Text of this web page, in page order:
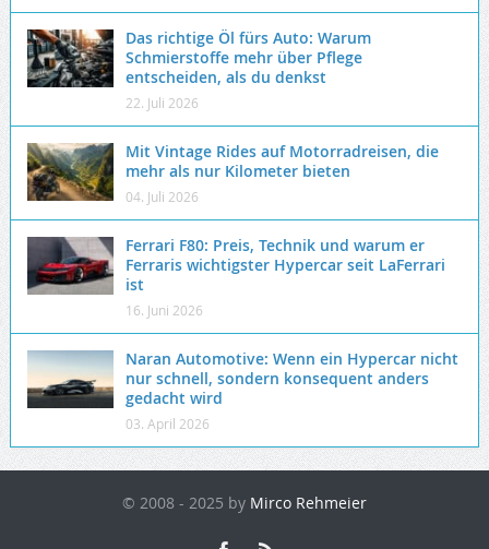
Das richtige Öl fürs Auto: Warum
Schmierstoffe mehr über Pflege
entscheiden, als du denkst
22. Juli 2026
Mit Vintage Rides auf Motorradreisen, die
mehr als nur Kilometer bieten
04. Juli 2026
Ferrari F80: Preis, Technik und warum er
Ferraris wichtigster Hypercar seit LaFerrari
ist
16. Juni 2026
Naran Automotive: Wenn ein Hypercar nicht
nur schnell, sondern konsequent anders
gedacht wird
03. April 2026
© 2008 - 2025 by Mirco Rehmeier